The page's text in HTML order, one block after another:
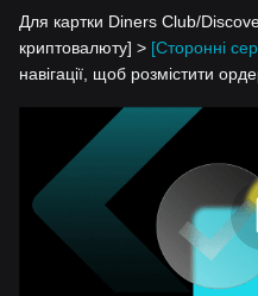
Для картки Diners Club/
криптовалюту] > [Сторонні
навігації, щоб розмістити